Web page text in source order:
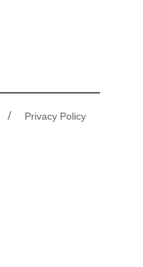
/ Privacy Policy